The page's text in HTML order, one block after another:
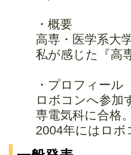
・概要
高専・医学系大
私が感じた『高
・プロフィール
ロボコンへ参加
専電気科に合格。
2004年にはロボ